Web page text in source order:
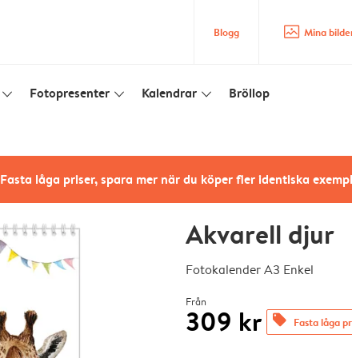
Blogg image_placeholder Mina
slim_arrow_down Fotopresenter slim_arrow_down Kalendrar slim_arrow_down Bröllop
Fasta låga priser, spara mer när du köper fler identiska
Akvarell djur
Fotokalender A3 Enkel
Från
309 kr offers Fasta låga